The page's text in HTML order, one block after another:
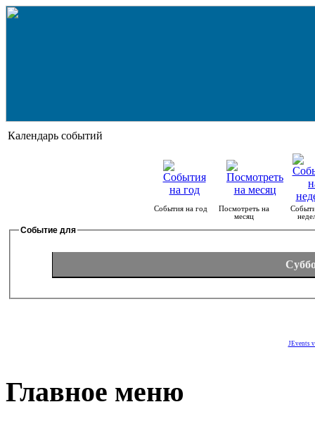
Календарь событий
События на год
Посмотреть на
месяц
Событие для
JEvents
Главное меню